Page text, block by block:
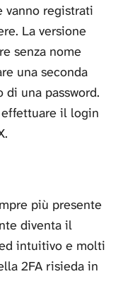
vanno registrati
La versione
senza nome
una seconda
di una password.
effettuare il login
più presente
diventa il
intuitivo e molti
2FA risieda in